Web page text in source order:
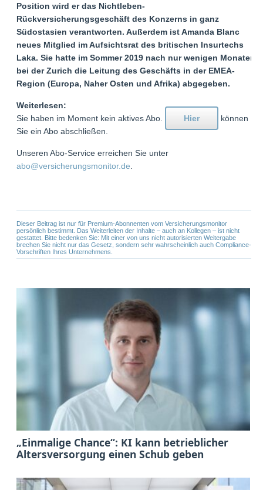
Position wird er das Nichtleben-
Rückversicherungsgeschäft des Konzerns in ganz
Südostasien verantworten. Außerdem ist Amanda Blanc
neues Mitglied im Aufsichtsrat des britischen Insurtechs
Laka. Sie hatte im Sommer 2019 nach nur wenigen Monaten
bei der Zurich die Leitung des Geschäfts in der EMEA-
Region (Europa, Naher Osten und Afrika) abgegeben.
Weiterlesen:
Sie haben im Moment kein aktives Abo.
Hier
können
Sie ein Abo abschließen.
Unseren Abo-Service erreichen Sie unter
abo@versicherungsmonitor.de
Dieser Beitrag ist nur für Premium-Abonnenten vom Versicherungsmonitor
persönlich bestimmt. Das Weiterleiten der Inhalte – auch an Kollegen – ist nicht
gestattet. Bitte bedenken Sie: Mit einer von uns nicht autorisierten Weitergabe
brechen Sie nicht nur das Gesetz, sondern sehr wahrscheinlich auch Compliance-
Vorschriften Ihres Unternehmens.
„Einmalige Chance“: KI kann betrieblicher
Altersversorgung einen Schub geben